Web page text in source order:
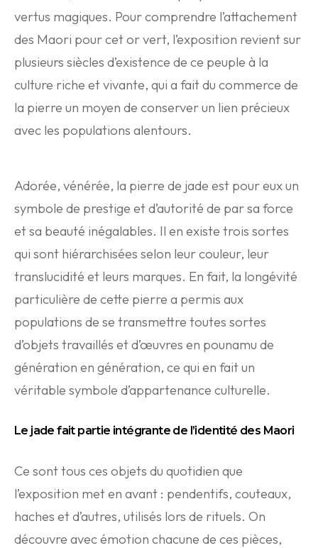
vertus magiques. Pour comprendre l’attachement
des Maori pour cet or vert, l’exposition revient sur
plusieurs siècles d’existence de ce peuple à la
culture riche et vivante, qui a fait du commerce de
la pierre un moyen de conserver un lien précieux
avec les populations alentours.
Adorée, vénérée, la pierre de jade est pour eux un
symbole de prestige et d’autorité de par sa force
et sa beauté inégalables. Il en existe trois sortes
qui sont hiérarchisées selon leur couleur, leur
translucidité et leurs marques. En fait, la longévité
particulière de cette pierre a permis aux
populations de se transmettre toutes sortes
d’objets travaillés et d’œuvres en pounamu de
génération en génération, ce qui en fait un
véritable symbole d’appartenance culturelle.
Le jade fait partie intégrante de l’identité des Maori
Ce sont tous ces objets du quotidien que
l’exposition met en avant : pendentifs, couteaux,
haches et d’autres, utilisés lors de rituels. On
découvre avec émotion chacune de ces pièces,